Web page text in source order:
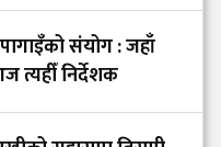
संयोग : जहाँ
त्यहीँ निर्देशक